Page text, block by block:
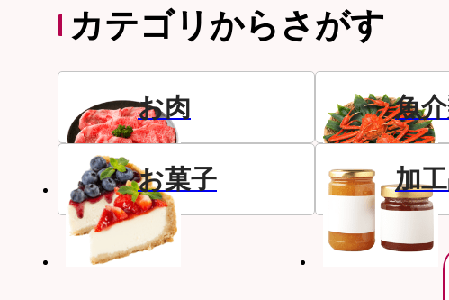
カテゴリからさがす
お肉 魚
お菓子 加